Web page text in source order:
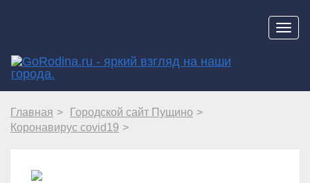
Главная
Городской сайт Пущино
Коронавирус covid19